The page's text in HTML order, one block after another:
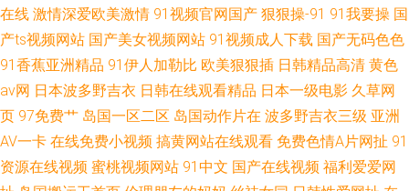
在线 激情深爱欧美激情 91视频官网国产 狠狠操-91 91我要操 国
产ts视频网站 国产美女视频网站 91视频成人下载 国产无码色色
91香蕉亚洲精品 91伊人加勒比 欧美狠狠插 日韩精品高清 黄色
av网 日本波多野吉衣 日韩在线观看精品 日本一级电影 久草网
页 97免费艹 岛国一区二区 岛国动作片在 波多野吉衣三级 亚洲
AV一卡 在线免费小视频 搞黄网站在线观看 免费色情A片网扯 91
资源在线视频 蜜桃视频网站 91中文 国产在线视频 福利爱爱网